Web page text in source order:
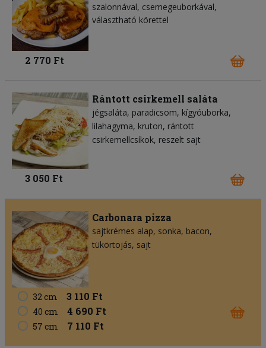
szalonnával, csemegeuborkával,
választható körettel
2 770 Ft
Rántott csirkemell saláta
jégsaláta paradicsom kígyóuborka
lilahagyma kruton rántott
csirkemellcsíkok reszelt sajt
3 050 Ft
Carbonara pizza
sajtkrémes alap sonka bacon
tükörtojás sajt
32 cm 3 110 Ft
40 cm 4 690 Ft
57 cm 7 110 Ft